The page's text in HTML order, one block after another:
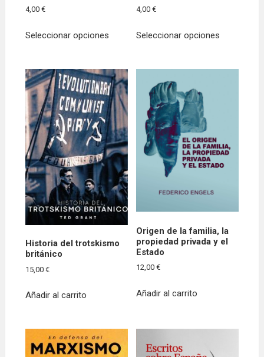
4,00€
Seleccionar opciones producto
múltiples
variantes.
Las
opciones
se
pueden
elegir
en
la
página
de
producto
4,00€
Seleccionar opciones
múltiples
elegir
en
de
Historia del trotskismo
británico
15,00€
Añadir al carrito
Origen de la familia, la
propiedad privada y el
Estado
12,00€
Añadir al carrito